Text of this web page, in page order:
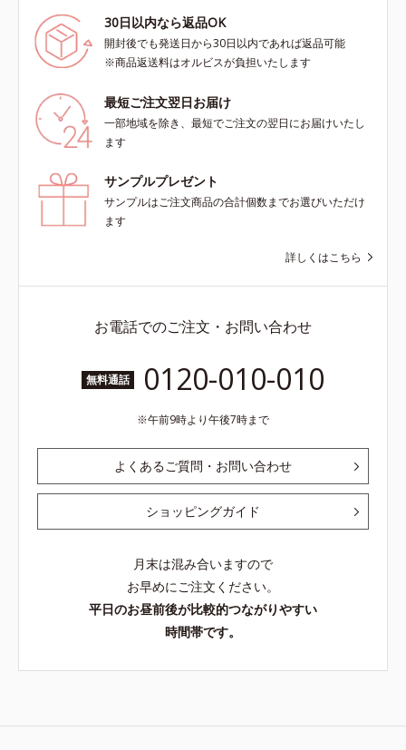
30日以内なら返品OK
開封後でも発送日から30日以内であれば返品可能
※商品返送料はオルビスが負担いたします
最短ご注文翌日お届け
一部地域を除き、最短でご注文の翌日にお届けいたし
ます
サンプルプレゼント
サンプルはご注文商品の合計個数までお選びいただけ
ます
詳しくはこちら
お電話でのご注文・お問い合わせ
無料通話 0120-010-010
午前9時より午後7時まで
よくあるご質問・お問い合わせ
ショッピングガイド
月末は混み合いますので
お早めにご注文ください。
平日のお昼前後が比較的つながりやすい
時間帯です。